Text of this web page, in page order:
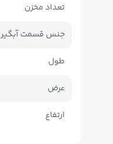
تعداد مخزن
جنس قسمت آبگیر
طول
عرض
ارتفاع